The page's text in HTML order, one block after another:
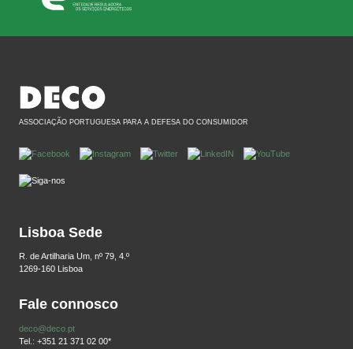
ASSOCIAÇÃO PORTUGUESA PARA A DEFESA DO CONSUMIDOR
Lisboa Sede
R. de Artilharia Um, nº 79, 4.º
1269-160 Lisboa
Fale connosco
deco@deco.pt
Tel.: +351 21 371 02 00*